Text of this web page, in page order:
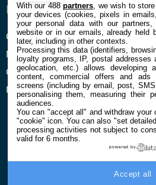
ENTREPRISE
Qui sommes nous
Mentions légales et CGU
Confidentialité et Cookies
Préférences cookies
À
La
With our 488partners , we wish to
your devices (cookies, pixels in
your personal data with our
website or in our emails, already held
later, including in other contexts.
Processing this data (identifiers,
loyalty programs, IP, postal addresses
geolocation, etc.) allows developing
content, commercial offers and
screens (including by email, post,
personalising them, measuring their
audiences.
You can "accept all" and withdraw
"cookie" icon. You can also "set
processing activities not subject to
valid for 6 months.
powered by
Accept all